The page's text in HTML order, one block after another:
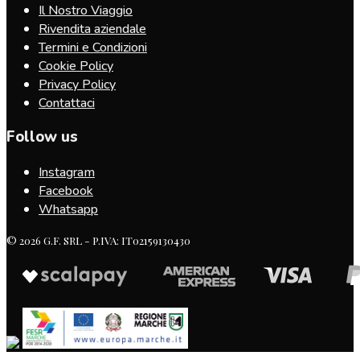
Il Nostro Viaggio
Rivendita aziendale
Termini e Condizioni
Cookie Policy
Privacy Policy
Contattaci
Follow us
Instagram
Facebook
Whatsapp
© 2026 G.F. SRL - P.IVA: IT02159130430